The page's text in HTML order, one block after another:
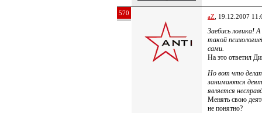
570 aZ , 19.12.2007
Заебись логика!
такой
сами.
На это ответил
Но вот что
занимаются
является
Менять свою
не понятно?